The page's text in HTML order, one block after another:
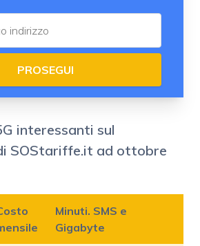
PROSEGUI
interessanti sul
SOStariffe.it ad ottobre
Minuti. SMS e
Gigabyte